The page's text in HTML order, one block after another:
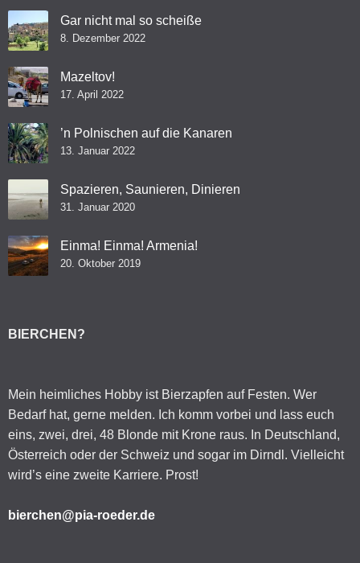
Gar nicht mal so scheiße
8. Dezember 2022
Mazeltov!
17. April 2022
’n Polnischen auf die Kanaren
13. Januar 2022
Spazieren, Saunieren, Dinieren
31. Januar 2020
Einma! Einma! Armenia!
20. Oktober 2019
BIERCHEN?
Mein heimliches Hobby ist Bierzapfen auf Festen. Wer
Bedarf hat, gerne melden. Ich komm vorbei und lass euch
eins, zwei, drei, 48 Blonde mit Krone raus. In Deutschland,
Österreich oder der Schweiz und sogar im Dirndl. Vielleicht
wird’s eine zweite Karriere. Prost!
bierchen@pia-roeder.de